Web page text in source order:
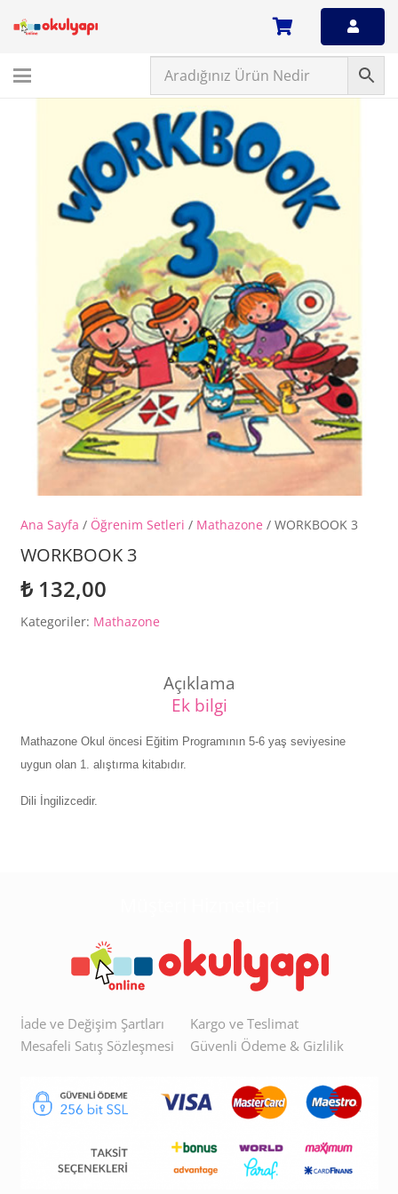
Ana Sayfa / Öğrenim Setleri / Mathazone / WORKBOOK 3
WORKBOOK 3
₺132,00
Kategoriler: Mathazone
Açıklama
Ek bilgi
Mathazone Okul öncesi Eğitim Programının 5-6 yaş seviyesine
uygun olan 1. alıştırma kitabıdır.
Dili İngilizcedir.
İade ve Değişim Şartları
Mesafeli Satış Sözleşmesi
Kargo ve Teslimat
Güvenli Ödeme & Gizlilik